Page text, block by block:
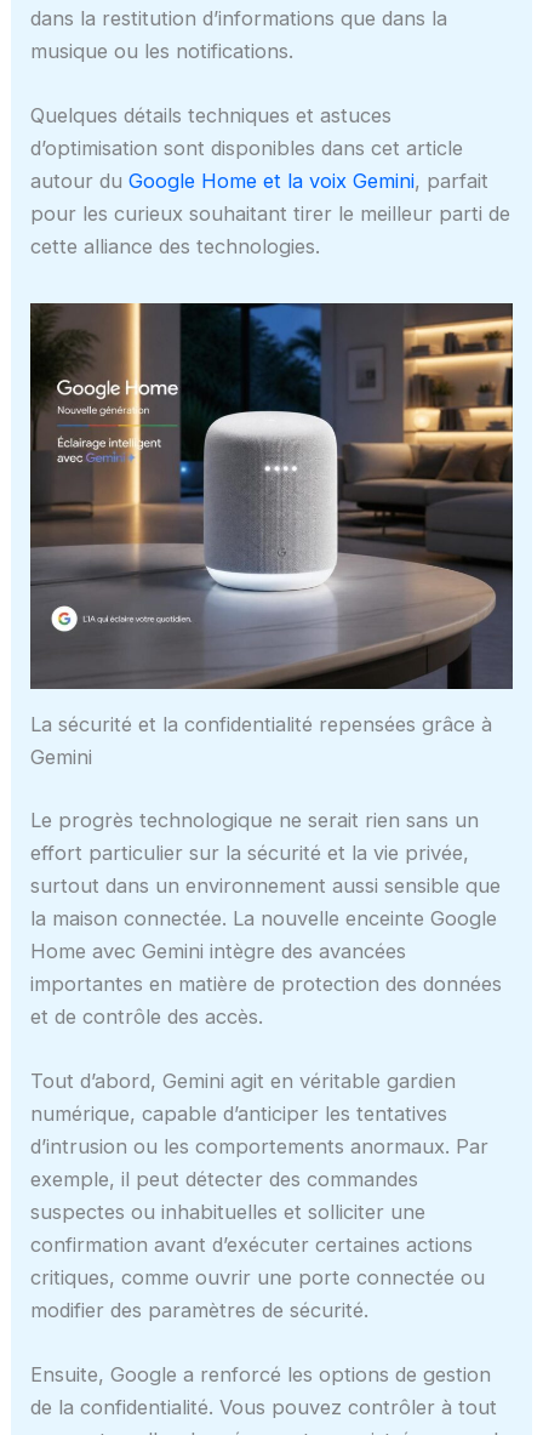
dans la restitution d’informations que dans la
musique ou les notifications.
Quelques détails techniques et astuces
d’optimisation sont disponibles dans cet article
autour duGoogle Home et la voix Gemini, parfait
pour les curieux souhaitant tirer le meilleur parti de
cette alliance des technologies.
La sécurité et la confidentialité repensées grâce à
Gemini
Le progrès technologique ne serait rien sans un
effort particulier sur la sécurité et la vie privée,
surtout dans un environnement aussi sensible que
la maison connectée. La nouvelle enceinte Google
Home avec Gemini intègre des avancées
importantes en matière de protection des données
et de contrôle des accès.
Tout d’abord, Gemini agit en véritable gardien
numérique, capable d’anticiper les tentatives
d’intrusion ou les comportements anormaux. Par
exemple, il peut détecter des commandes
suspectes ou inhabituelles et solliciter une
confirmation avant d’exécuter certaines actions
critiques, comme ouvrir une porte connectée ou
modifier des paramètres de sécurité.
Ensuite, Google a renforcé les options de gestion
de la confidentialité. Vous pouvez contrôler à tout